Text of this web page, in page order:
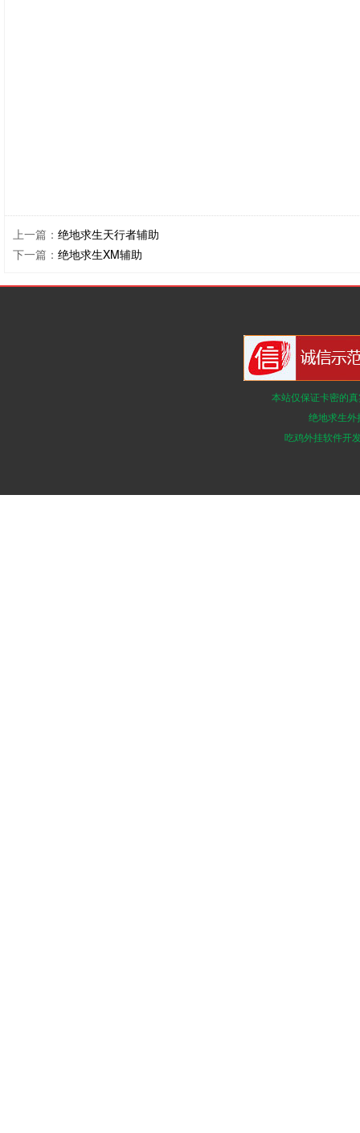
上一篇： 绝地求生天行者辅助
下一篇： 绝地求生XM辅助
本站仅保证卡密的
绝地求生外
吃鸡外挂软件开